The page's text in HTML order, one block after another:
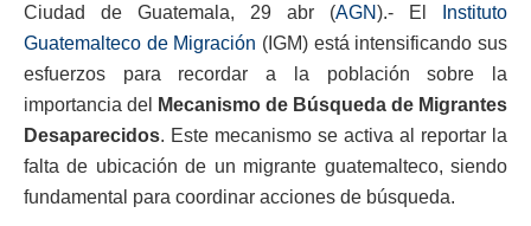
Ciudad de Guatemala, 29 abr (AGN).- El
Instituto
Guatemalteco de Migración (IGM) está intensificando sus
esfuerzos para recordar a la población sobre la
importancia del
Mecanismo de Búsqueda de Migrantes
Desaparecidos. Este mecanismo se activa al reportar la
falta de ubicación de un migrante guatemalteco, siendo
fundamental para coordinar acciones de búsqueda.